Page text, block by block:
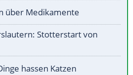
über Medikamente
Stotterstart von
hassen Katzen